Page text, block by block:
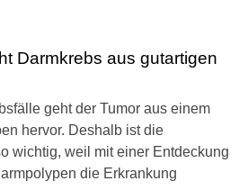
Darmkrebs aus gutartigen
geht der Tumor aus einem
hervor. Deshalb ist die
wichtig, weil mit einer Entdeckung
die Erkrankung